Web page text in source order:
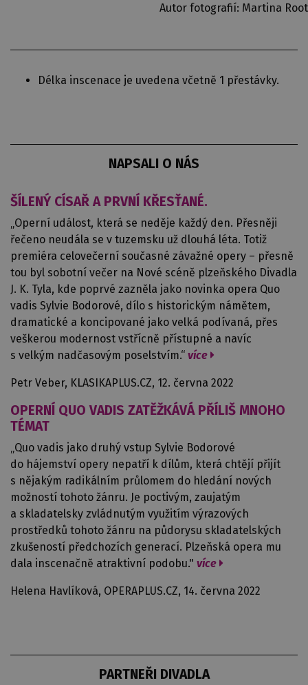
Autor fotografií: Martina Root
Délka inscenace je uvedena včetně 1 přestávky.
NAPSALI O NÁS
ŠÍLENÝ CÍSAŘ A PRVNÍ KŘESŤANÉ.
„Operní událost, která se neděje každý den. Přesněji
řečeno neudála se v tuzemsku už dlouhá léta. Totiž
premiéra celovečerní současné závažné opery – přesně
tou byl sobotní večer na Nové scéně plzeňského Divadla
J. K. Tyla, kde poprvé zazněla jako novinka opera Quo
vadis Sylvie Bodorové, dílo s historickým námětem,
dramatické a koncipované jako velká podívaná, přes
veškerou modernost vstřícně přístupné a navíc
s velkým nadčasovým poselstvím.“ více
Petr Veber, KLASIKAPLUS.CZ, 12. června 2022
OPERNÍ QUO VADIS ZATĚŽKÁVÁ PŘÍLIŠ MNOHO
TÉMAT
„Quo vadis jako druhý vstup Sylvie Bodorové
do hájemství opery nepatří k dílům, která chtějí přijít
s nějakým radikálním průlomem do hledání nových
možností tohoto žánru. Je poctivým, zaujatým
a skladatelsky zvládnutým využitím výrazových
prostředků tohoto žánru na půdorysu skladatelských
zkušeností předchozích generací. Plzeňská opera mu
dala inscenačně atraktivní podobu." více
Helena Havlíková, OPERAPLUS.CZ, 14. června 2022
PARTNEŘI DIVADLA